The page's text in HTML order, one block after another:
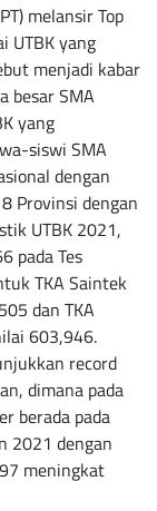
melansir Top
UTBK yang
menjadi kabar
besar SMA
yang
siswi SMA
dengan
Provinsi dengan
UTBK 2021,
pada Tes
TKA Saintek
dan TKA
603,946.
record
dimana pada
berada pada
2021 dengan
meningkat